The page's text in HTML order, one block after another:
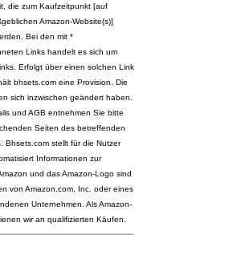
die zum Kaufzeitpunkt [auf
Amazon-Website(s)]
Bei den mit *
Links handelt es sich um
Erfolgt über einen solchen Link
bhsets.com eine Provision. Die
sich inzwischen geändert haben.
und AGB entnehmen Sie bitte
Seiten des betreffenden
Bhsets.com stellt für die Nutzer
Informationen zur
und das Amazon-Logo sind
von Amazon.com, Inc. oder eines
Unternehmen. Als Amazon-
wir an qualifizierten Käufen.